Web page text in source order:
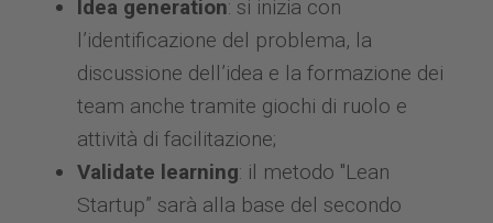
Idea generation: si inizia con
l’identificazione del problema, la
discussione dell’idea e la formazione dei
team anche tramite giochi di ruolo e
attività di facilitazione;
Validate learning: il metodo "Lean
Startup” sarà alla base del secondo